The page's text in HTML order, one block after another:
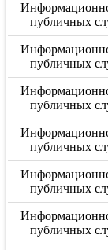
публичных
публичных
публичных
публичных
публичных
публичных